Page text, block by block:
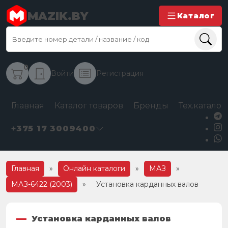
MAZIK.BY Каталог
0
Войти Регистрация
Главная Каталог товаров Бренды
+375 17 3009400
Главная » Онлайн каталоги » МАЗ
»
МАЗ-6422 (2003)
» Установка карданных валов
Установка карданных валов